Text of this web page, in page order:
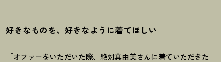
好きなものを、好きなように着てほしい
「オファーをいただいた際、絶対真由美さんに着ていただきた